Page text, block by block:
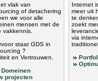
vlak van
of detachering
we voor alle
mensen met de
vakkennis.
staat GDS in
?
en Vertrouwen.
Domeinen
projecten
Internet
meer uit
te
zoekt
via